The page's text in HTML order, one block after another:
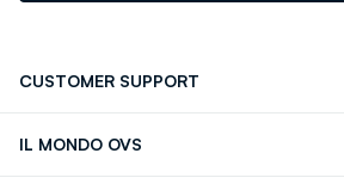
CUSTOMER SUPPORT
IL MONDO OVS